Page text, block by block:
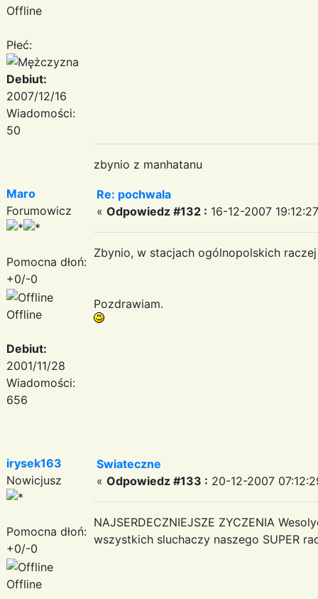
Offline
Płeć:
Debiut:
2007/12/16
Wiadomości:
50
zbynio z manhatanu
Maro
Forumowicz
Pomocna dłoń:
+0/-0
Offline
Debiut:
2001/11/28
Wiadomości:
656
Re: pochwala
« Odpowiedz #132 : 16-12-2007
Zbynio, w stacjach ogólnopolskich
Pozdrawiam.
irysek163
Nowicjusz
Pomocna dłoń:
+0/-0
Offline
Swiateczne
« Odpowiedz #133 : 20-12-2007
NAJSERDECZNIEJSZE ZYCZENIA
wszystkich sluchaczy naszego SUPER